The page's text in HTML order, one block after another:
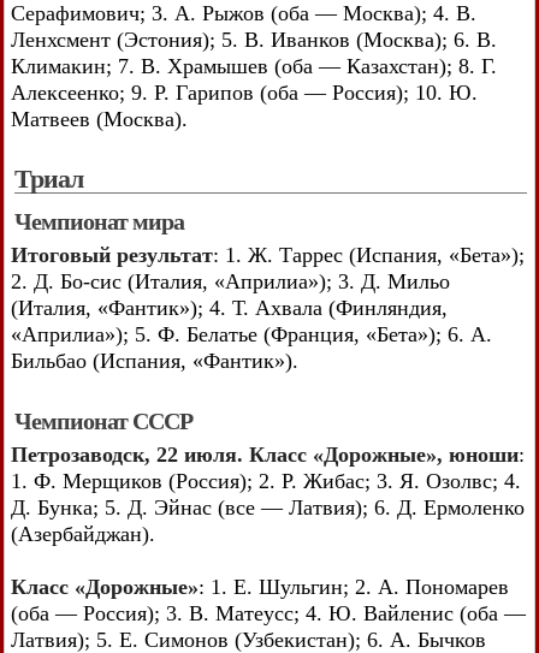
Серафимович; 3. А. Рыжов (оба — Москва); 4. В.
Ленхсмент (Эстония); 5. В. Иванков (Москва); 6. В.
Климакин; 7. В. Храмышев (оба — Казахстан); 8. Г.
Алексеенко; 9. Р. Гарипов (оба — Россия); 10. Ю.
Матвеев (Москва).
Триал
Чемпионат мира
Итоговый результат: 1. Ж. Таррес (Испания, «Бета»);
2. Д. Бо-сис (Италия, «Априлиа»); 3. Д. Мильо
(Италия, «Фантик»); 4. Т. Ахвала (Финляндия,
«Априлиа»); 5. Ф. Белатье (Франция, «Бета»); 6. А.
Бильбао (Испания, «Фантик»).
Чемпионат СССР
Петрозаводск, 22 июля. Класс «Дорожные», юноши:
1. Ф. Мерщиков (Россия); 2. Р. Жибас; 3. Я. Озолвс; 4.
Д. Бунка; 5. Д. Эйнас (все — Латвия); 6. Д. Ермоленко
(Азербайджан).
Класс «Дорожные»: 1. Е. Шульгин; 2. А. Пономарев
(оба — Россия); 3. В. Матеусс; 4. Ю. Вайленис (оба —
Латвия); 5. Е. Симонов (Узбекистан); 6. А. Бычков